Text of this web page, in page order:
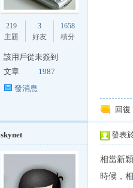
219
主題
3
好友
1658
積分
該用戶從未簽到
文章
1987
發消息
回復
skynet 發表
相當新
時候，